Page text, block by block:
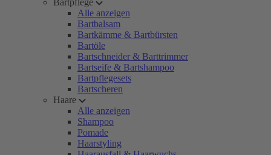
Bartpflege
Alle anzeigen
Bartbalsam
Bartkämme & Bartbürsten
Bartöle
Bartschneider & Barttrimmer
Bartseife & Bartshampoo
Bartpflegesets
Bartscheren
Haare
Alle anzeigen
Shampoo
Pomade
Haarstyling